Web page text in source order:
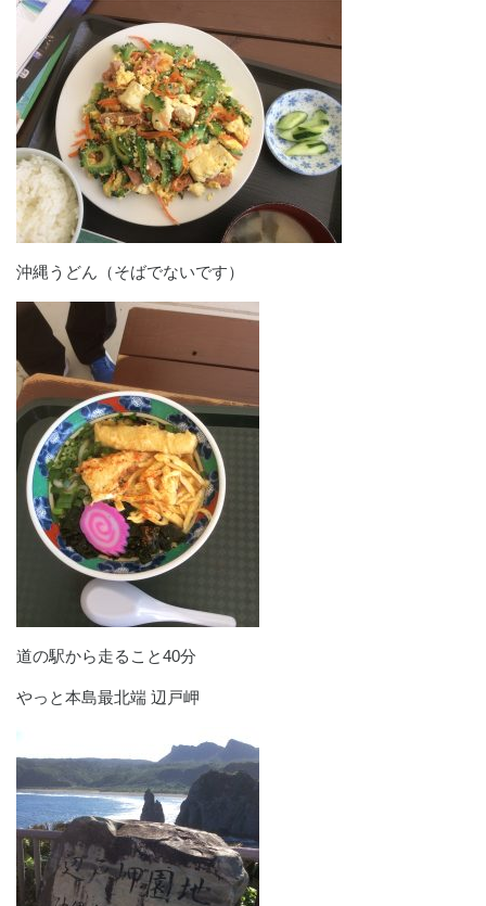
沖縄うどん（そばでないです）
道の駅から走ること40分
やっと本島最北端 辺戸岬